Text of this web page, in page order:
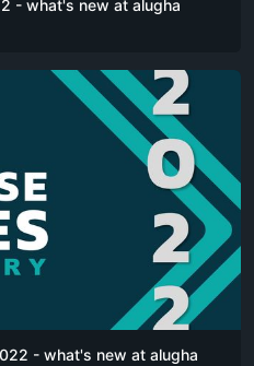
- what's new at alugha
- what's new at alugha